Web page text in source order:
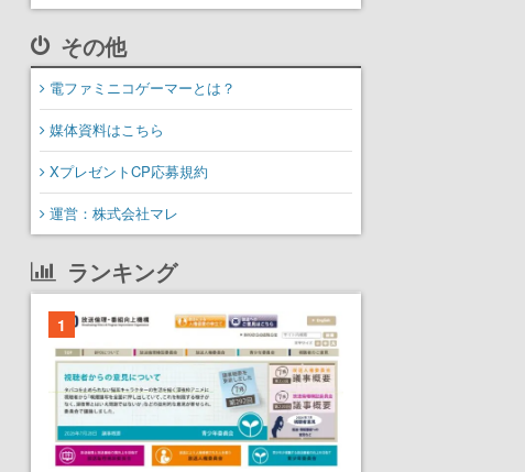
その他
電ファミニコゲーマーとは？
媒体資料はこちら
XプレゼントCP応募規約
運営：株式会社マレ
ランキング
1